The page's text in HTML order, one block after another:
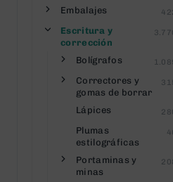
Embalajes
Escritura y
corrección
Bolígrafos
Correctores y
gomas de borrar
Lápices
Plumas
estilográficas
Portaminas y
minas